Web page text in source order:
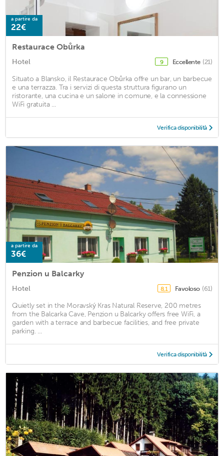
a partire da
22€
Restaurace Obůrka
Hotel 9 Eccellente (21)
Situato a Blansko, il Restaurace Obůrka offre un bar, un barbecue
e una terrazza. Tra i servizi di questa struttura figurano un
ristorante, una cucina e un salone in comune, e la connessione
WiFi gratuita ...
Verifica disponibilità
a partire da
36€
Penzion u Balcarky
Hotel 8,1 Favoloso (61)
Quietly set in the Moravský Kras Natural Reserve, 200 metres
from the Balcarka Cave, Penzion u Balcarky offers free WiFi, a
garden with a terrace and barbecue facilities, and free private
parking. ...
Verifica disponibilità